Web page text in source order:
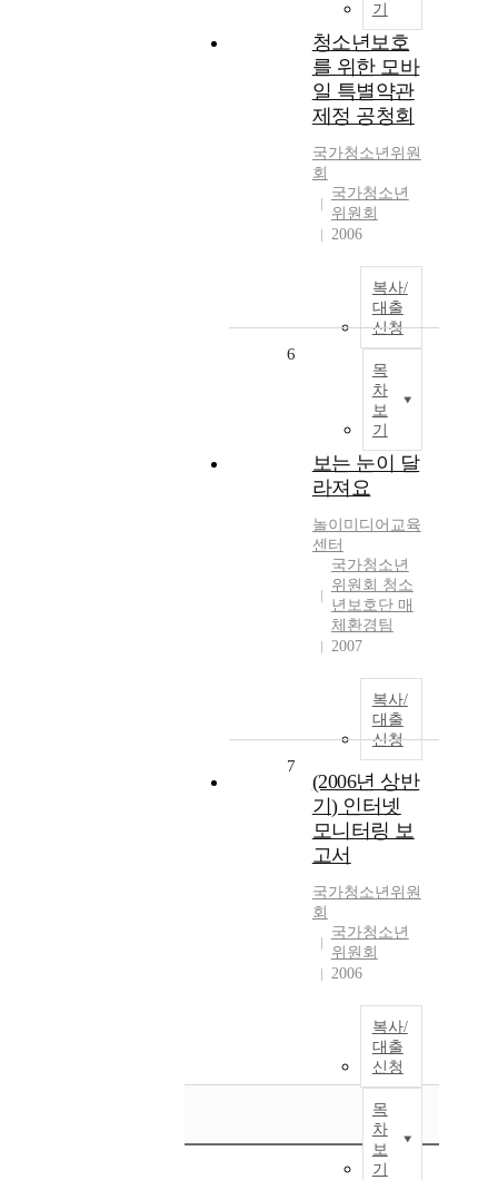
기
청소년보호
를 위한 모바
일 특별약관
제정 공청회
국가청소년위원
회
국가청소년
위원회
2006
복사/
대출
신청
목
차
보
기
6
보는 눈이 달
라져요
놀이미디어교육
센터
국가청소년
위원회 청소
년보호단 매
체환경팀
2007
복사/
대출
신청
7
(2006년 상반
기) 인터넷
모니터링 보
고서
국가청소년위원
회
국가청소년
위원회
2006
복사/
대출
신청
목
차
보
기